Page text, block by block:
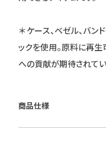
＊ ケース、ベゼル、バ
ックを使用。原料に再
への貢献が期待されてい
商品仕様